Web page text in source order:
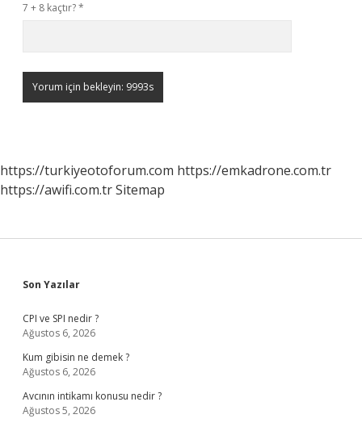
7 + 8 kaçtır?*
https://turkiyeotoforum.com https://emkadrone.com.tr
https://awifi.com.trSitemap
Sidebar
Son Yazılar
CPI ve SPI nedir ?
Ağustos 6, 2026
Kum gibisin ne demek ?
Ağustos 6, 2026
Avcının intikamı konusu nedir ?
Ağustos 5, 2026